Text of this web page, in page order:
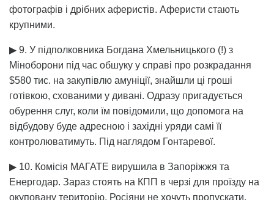
фотографів і дрібних аферистів. Аферисти стають
крупними.
▶ 9. У підполковника Богдана Хмельницького (!) з
Міноборони під час обшуку у справі про розкрадання
$580 тис. на закупівлю амуніції, знайшли ці гроші
готівкою, схованими у дивані. Одразу пригадується
обурення слуг, коли їм повідомили, що допомога на
відбудову буде адресною і західні уряди самі її
контролюватимуть. Під наглядом Гонтаревої.
▶ 10. Комісія МАГАТЕ вирушила в Запоріжжя та
Енергодар. Зараз стоять на КПП в черзі для проїзду на
окуповану територію. Росіяни не хочуть пропускати.